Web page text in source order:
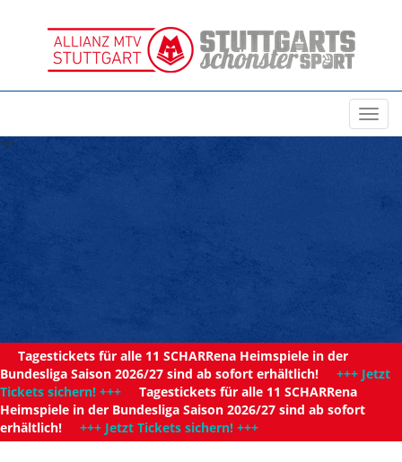
11
Tagestickets für alle 11 SCHARRena Heimspiele in der
Bundesliga Saison 2026/27 sind ab sofort erhältlich! +++ Jetzt
Tickets sichern! +++ Tagestickets für alle 11 SCHARRena
Heimspiele in der Bundesliga Saison 2026/27 sind ab sofort
erhältlich! +++ Jetzt Tickets sichern! +++